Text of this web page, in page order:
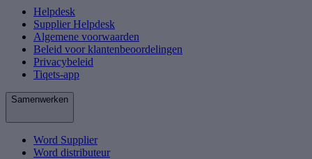
Helpdesk
Supplier Helpdesk
Algemene voorwaarden
Beleid voor klantenbeoordelingen
Privacybeleid
Tiqets-app
Samenwerken
Word Supplier
Word distributeur